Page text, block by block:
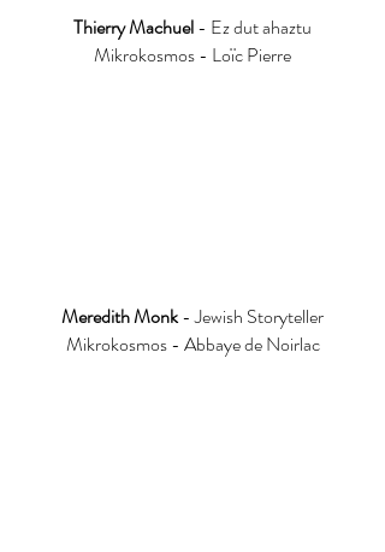
Thierry Machuel- Ez dut ahaztu
Mikrokosmos - Loïc Pierre
Meredith Monk- Jewish Storyteller
Mikrokosmos - Abbaye de Noirlac